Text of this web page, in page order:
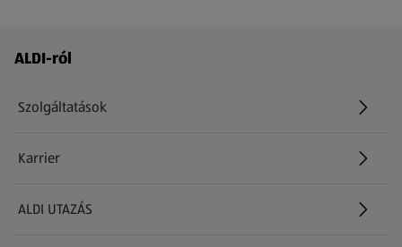
Láblécmenü - további linkek
ALDI-ról
Szolgáltatások
Karrier
(új oldalon nyílik meg)
ALDI UTAZÁS
(új oldalon nyílik meg)